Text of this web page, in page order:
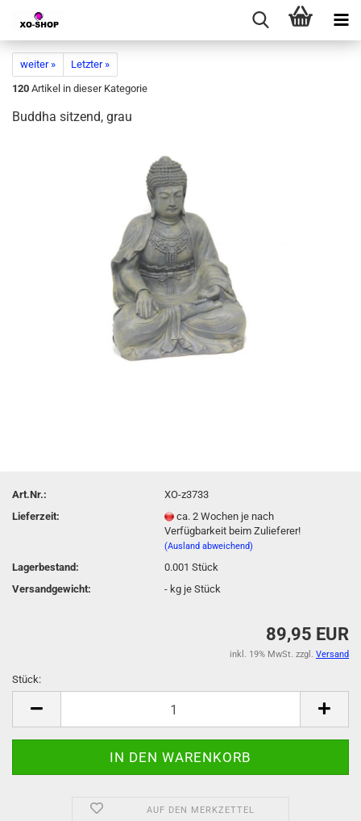
weiter »
Letzter »
120 Artikel in dieser Kategorie
Buddha sitzend, grau
Art.Nr.:
XO-z3733
Lieferzeit:
ca. 2 Wochen je nach
Verfügbarkeit beim Zulieferer!
(Ausland abweichend)
Lagerbestand: 0.001Stück
Versandgewicht:
- kg je Stück
89,95 EUR
inkl. 19% MwSt. zzgl. Versand
Stück:
AUF DEN MERKZETTEL